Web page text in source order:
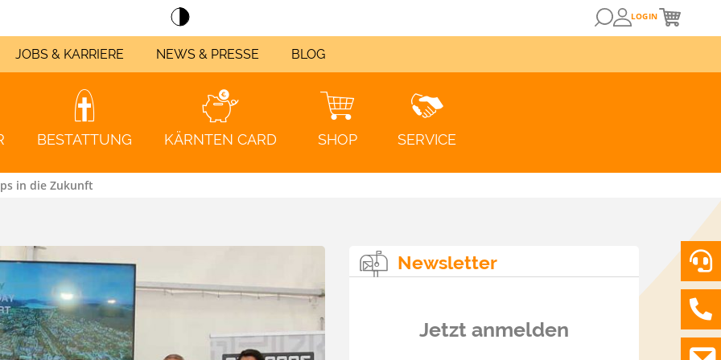
LOGIN
JOBS & KARRIERE NEWS & PRESSE BLOG
Klagenfurt
Villach
JETZT KUNDE WERDEN!
BESTATTUNG KÄRNTEN CARD SHOP SERVICE
ZUM KUNDENPORTAL
in die Zukunft
Newsletter
Jetzt anmelden